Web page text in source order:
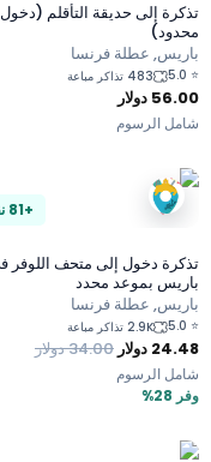
إلى حديقة التأقلم (دخول غير
عطلة فرنسا
483 تذاكر مباعة
دولار
الرسوم
دخول إلى متحف اللوفر في
بموعد محدد
عطلة فرنسا
2.9K تذاكر مباعة
دولار34.00دولار
الرسوم